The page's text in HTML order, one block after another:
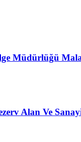
Müdürlüğü
Alan Ve